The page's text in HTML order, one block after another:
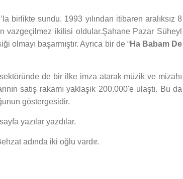
birlikte sundu. 1993 yılından itibaren aralıksız 8
vazgeçilmez ikilisi oldular.Şahane Pazar Süheyl
olmayı başarmıştır. Ayrıca bir de “Ha Babam De
de bir ilke imza atarak müzik ve mizahı
satış rakamı yaklaşık 200.000'e ulaştı. Bu da
göstergesidir.
yazılar yazdılar.
adında iki oğlu vardır.